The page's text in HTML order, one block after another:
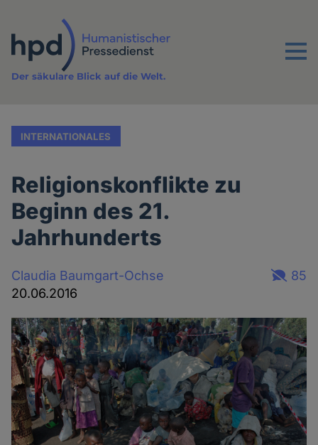
Inhalt
Menu
Der säkulare Blick auf die Welt.
INTERNATIONALES
Religionskonflikte zu
Beginn des 21.
Jahrhunderts
Claudia Baumgart-Ochse
20.06.2016
85